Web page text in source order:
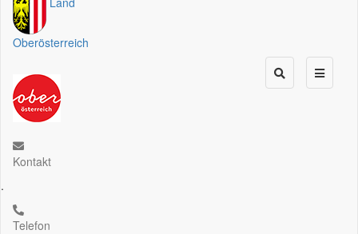
Oberösterreich
Kontakt
.
Telefon